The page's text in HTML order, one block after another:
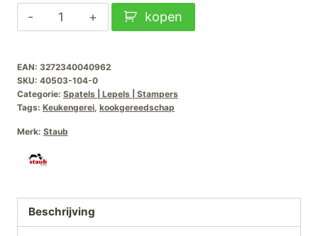
Staub
Soeplepel-
aantal
kopen
EAN: 3272340040962
SKU: 40503-104-0
Categorie: Spatels | Lepels | Stampers
Tags: Keukengerei, kookgereedschap
Merk: Staub
Beschrijving